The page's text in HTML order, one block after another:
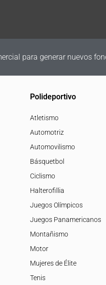
para generar nuevos
Polideportivo
Atletismo
Automotriz
Automovilismo
Básquetbol
Ciclismo
Halterofillia
Juegos Olímpicos
Juegos Panamericanos
Montañismo
Motor
Mujeres de Élite
Tenis